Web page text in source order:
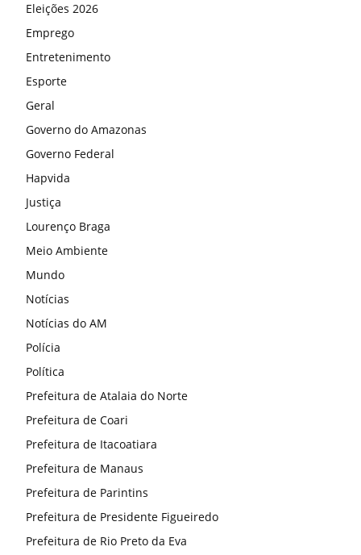
Eleições 2026
Emprego
Entretenimento
Esporte
Geral
Governo do Amazonas
Governo Federal
Hapvida
Justiça
Lourenço Braga
Meio Ambiente
Mundo
Notícias
Notícias do AM
Polícia
Política
Prefeitura de Atalaia do Norte
Prefeitura de Coari
Prefeitura de Itacoatiara
Prefeitura de Manaus
Prefeitura de Parintins
Prefeitura de Presidente Figueiredo
Prefeitura de Rio Preto da Eva